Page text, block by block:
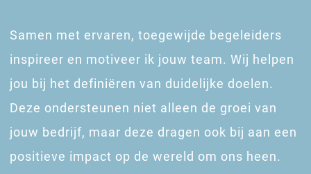
Samen met ervaren, toegewijde begeleiders
inspireer en motiveer ik jouw team. Wij helpen
jou bij het definiëren van duidelijke doelen.
Deze ondersteunen niet alleen de groei van
jouw bedrijf, maar deze dragen ook bij aan een
positieve impact op de wereld om ons heen.